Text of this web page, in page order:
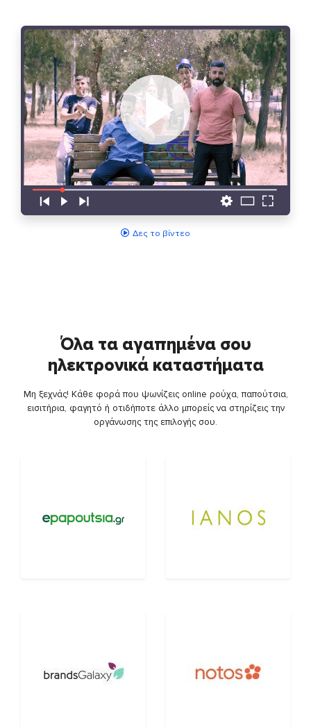
Δες το βίντεο
Όλα τα αγαπημένα σου
ηλεκτρονικά καταστήματα
Μη ξεχνάς! Κάθε φορά που ψωνίζεις online ρούχα, παπούτσια,
εισιτήρια, φαγητό ή οτιδήποτε άλλο μπορείς να στηρίζεις την
οργάνωσης της επιλογής σου.